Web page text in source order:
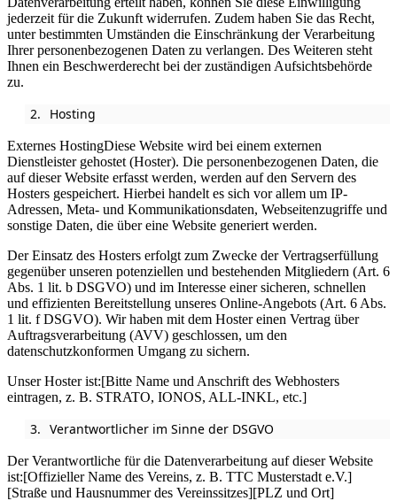
jederzeit für die Zukunft widerrufen. Zudem haben Sie das Recht,
unter bestimmten Umständen die Einschränkung der Verarbeitung
Ihrer personenbezogenen Daten zu verlangen. Des Weiteren steht
Ihnen ein Beschwerderecht bei der zuständigen Aufsichtsbehörde
zu.
Hosting
Externes HostingDiese Website wird bei einem externen
Dienstleister gehostet (Hoster). Die personenbezogenen Daten, die
auf dieser Website erfasst werden, werden auf den Servern des
Hosters gespeichert. Hierbei handelt es sich vor allem um IP-
Adressen, Meta- und Kommunikationsdaten, Webseitenzugriffe und
sonstige Daten, die über eine Website generiert werden.
Der Einsatz des Hosters erfolgt zum Zwecke der Vertragserfüllung
gegenüber unseren potenziellen und bestehenden Mitgliedern (Art. 6
Abs. 1 lit. b DSGVO) und im Interesse einer sicheren, schnellen
und effizienten Bereitstellung unseres Online-Angebots (Art. 6 Abs.
1 lit. f DSGVO). Wir haben mit dem Hoster einen Vertrag über
Auftragsverarbeitung (AVV) geschlossen, um den
datenschutzkonformen Umgang zu sichern.
Unser Hoster ist:[Bitte Name und Anschrift des Webhosters
eintragen, z. B. STRATO, IONOS, ALL-INKL, etc.]
Verantwortlicher im Sinne der DSGVO
Der Verantwortliche für die Datenverarbeitung auf dieser Website
ist:[Offizieller Name des Vereins, z. B. TTC Musterstadt e.V.]
[Straße und Hausnummer des Vereinssitzes][PLZ und Ort]